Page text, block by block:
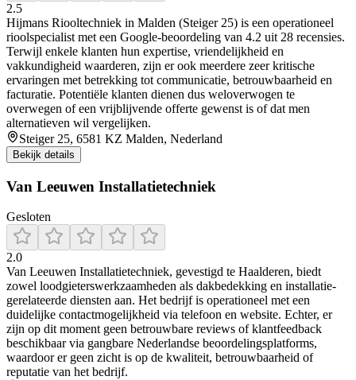
2.5
Hijmans Riooltechniek in Malden (Steiger 25) is een operationeel
rioolspecialist met een Google-beoordeling van 4.2 uit 28 recensies.
Terwijl enkele klanten hun expertise, vriendelijkheid en
vakkundigheid waarderen, zijn er ook meerdere zeer kritische
ervaringen met betrekking tot communicatie, betrouwbaarheid en
facturatie. Potentiële klanten dienen dus weloverwogen te
overwegen of een vrijblijvende offerte gewenst is of dat men
alternatieven wil vergelijken.
Steiger 25, 6581 KZ Malden, Nederland
Bekijk details
Van Leeuwen Installatietechniek
Gesloten
2.0
Van Leeuwen Installatietechniek, gevestigd te Haalderen, biedt
zowel loodgieterswerkzaamheden als dakbedekking en installatie-
gerelateerde diensten aan. Het bedrijf is operationeel met een
duidelijke contactmogelijkheid via telefoon en website. Echter, er
zijn op dit moment geen betrouwbare reviews of klantfeedback
beschikbaar via gangbare Nederlandse beoordelingsplatforms,
waardoor er geen zicht is op de kwaliteit, betrouwbaarheid of
reputatie van het bedrijf.